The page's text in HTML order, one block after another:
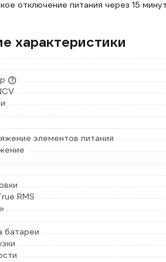
отключение питания через 15
характеристики
элементов питания
RMS
батареи